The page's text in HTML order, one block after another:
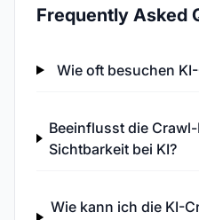
Frequently Asked
Wie oft besuchen
Beeinflusst die
Sichtbarkeit bei KI?
Wie kann ich die KI-